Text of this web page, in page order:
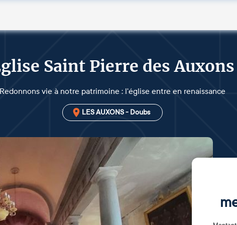
Saint Pierre des Auxons
Redonnons vie à notre patrimoine : l'église entre en renaissance
LES AUXONS - Doubs